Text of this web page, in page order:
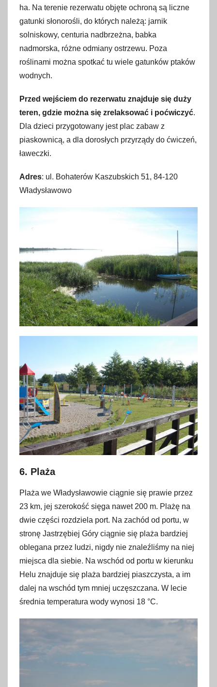
ha. Na terenie rezerwatu objęte ochroną są liczne
gatunki słonorośli, do których należą: jarnik
solniskowy, centuria nadbrzeżna, babka
nadmorska, różne odmiany ostrzewu. Poza
roślinami można spotkać tu wiele gatunków ptaków
wodnych.
Przed wejściem do rezerwatu znajduje się duży
teren, gdzie można się zrelaksować i poćwiczyć.
Dla dzieci przygotowany jest plac zabaw z
piaskownicą, a dla dorosłych przyrządy do ćwiczeń,
ławeczki.
Adres: ul. Bohaterów Kaszubskich 51, 84-120
Władysławowo
6. Plaża
Plaża we Władysławowie ciągnie się prawie przez
23 km, jej szerokość sięga nawet 200 m. Plażę na
dwie części rozdziela port. Na zachód od portu, w
stronę Jastrzębiej Góry ciągnie się plaża bardziej
oblegana przez ludzi, nigdy nie znaleźliśmy na niej
miejsca dla siebie. Na wschód od portu w kierunku
Helu znajduje się plaża bardziej piaszczysta, a im
dalej na wschód tym mniej uczęszczana. W lecie
średnia temperatura wody wynosi 18 °C.